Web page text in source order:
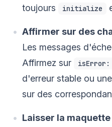
toujours
initialize
Affirmer sur des
Les messages
Affirmez sur
isError:
d'erreur stable ou
sur des
Laisser la